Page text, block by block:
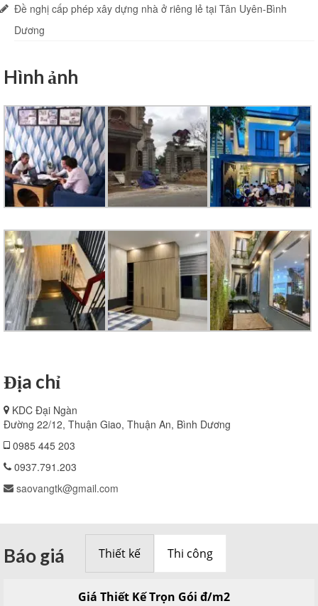
Đề nghị cấp phép xây dựng nhà ở riêng lẻ tại Tân Uyên-Bình
Dương
Hình ảnh
Địa chỉ
KDC Đại Ngàn
Đường 22/12, Thuận Giao, Thuận An, Bình Dương
0985 445 203
0937.791.203
saovangtk@gmail.com
Báo giá Thiết kế Thi công
Giá Thiết Kế Trọn Gói đ/m2